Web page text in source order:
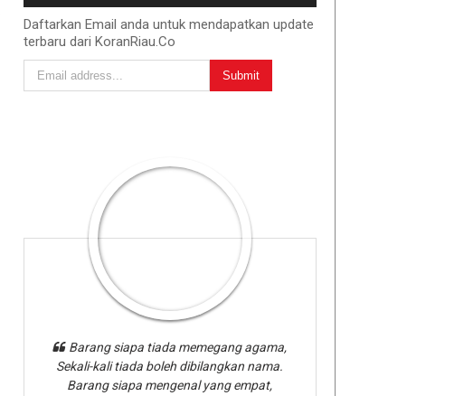
Daftarkan Email anda untuk mendapatkan update
terbaru dari KoranRiau.Co
Barang siapa tiada memegang agama,
Sekali-kali tiada boleh dibilangkan nama.
Barang siapa mengenal yang empat,